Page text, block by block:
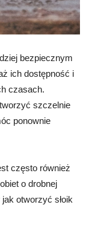
bezpiecznym
ich dostępność i
czasach.
szczelnie
ponownie
często również
o drobnej
otworzyć słoik